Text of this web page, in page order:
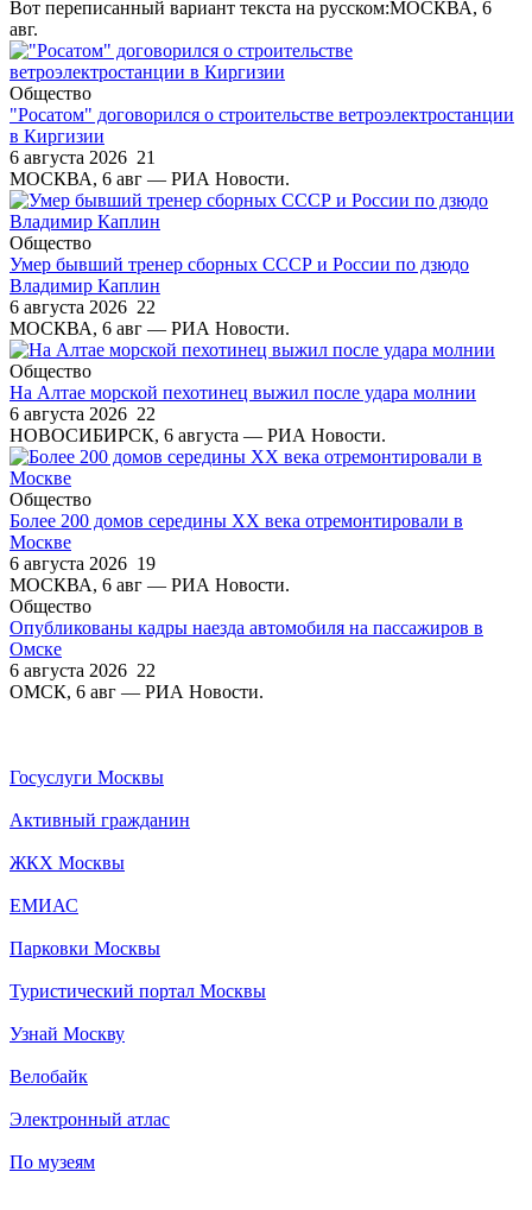
Вот переписанный вариант текста на русском:МОСКВА, 6
авг.
Общество
"Росатом" договорился о строительстве ветроэлектростанции
в Киргизии
6 августа 2026 21
МОСКВА, 6 авг — РИА Новости.
Общество
Умер бывший тренер сборных СССР и России по дзюдо
Владимир Каплин
6 августа 2026 22
МОСКВА, 6 авг — РИА Новости.
Общество
На Алтае морской пехотинец выжил после удара молнии
6 августа 2026 22
НОВОСИБИРСК, 6 августа — РИА Новости.
Общество
Более 200 домов середины XX века отремонтировали в
Москве
6 августа 2026 19
МОСКВА, 6 авг — РИА Новости.
Общество
Опубликованы кадры наезда автомобиля на пассажиров в
Омске
6 августа 2026 22
ОМСК, 6 авг — РИА Новости.
Госуслуги Москвы
Активный гражданин
ЖКХ Москвы
ЕМИАС
Парковки Москвы
Туристический портал Москвы
Узнай Москву
Велобайк
Электронный атлас
По музеям